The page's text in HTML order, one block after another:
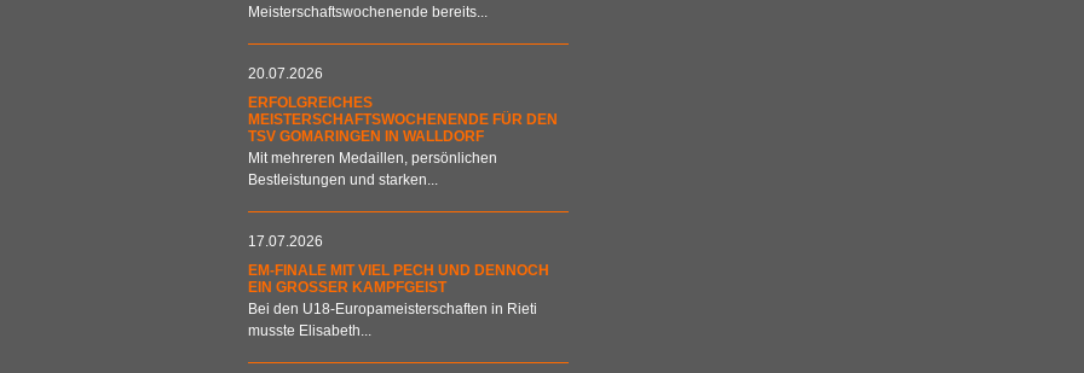
Meisterschaftswochenende bereits...
20.07.2026
ERFOLGREICHES
MEISTERSCHAFTSWOCHENENDE FÜR DEN
TSV GOMARINGEN IN WALLDORF
Mit mehreren Medaillen, persönlichen
Bestleistungen und starken...
17.07.2026
EM-FINALE MIT VIEL PECH UND DENNOCH
EIN GROSSER KAMPFGEIST
Bei den U18-Europameisterschaften in Rieti
musste Elisabeth...